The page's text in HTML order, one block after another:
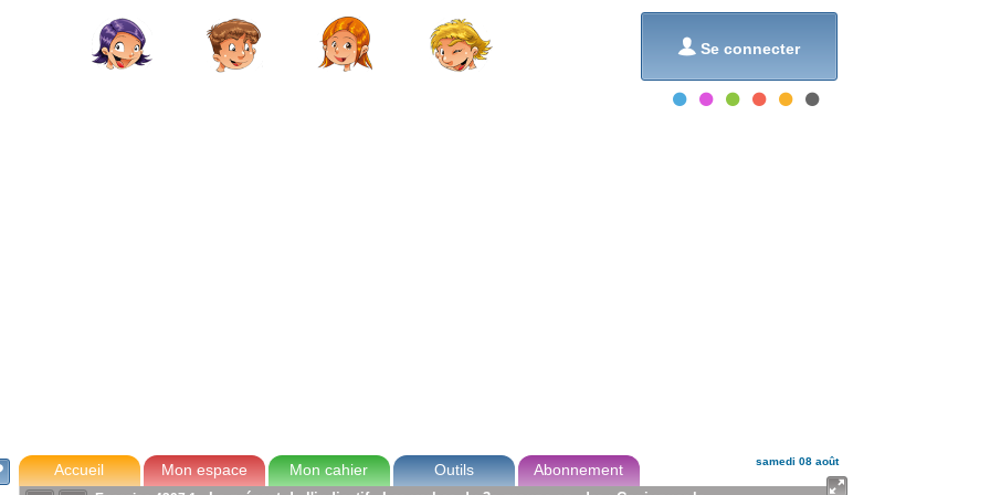
 Se connecter
Accueil Mon espace Mon cahier Outils Abonnement samedi 08 août
